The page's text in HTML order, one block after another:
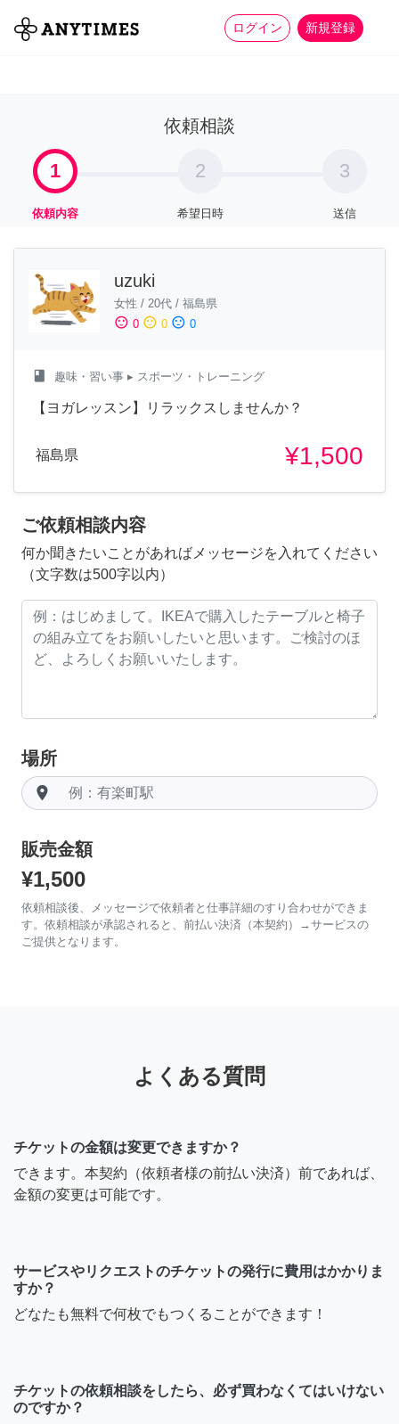
ログイン 新規登録
全て 家事 more_horiz
依頼相談
1
依頼内容
2
希望日時
3
送信
uzuki
女性 / 20代 / 福島県
sentiment_satisfied 0 sentiment_neutral 0 sentiment_dissatisfied 0
class 趣味・習い事 ▸ スポーツ・トレーニング
【ヨガレッスン】リラックスしませんか？
福島県 ¥1,500
ご依頼相談内容
何か聞きたいことがあればメッセージを入れてください
（文字数は500字以内）
場所
room
販売金額
¥1,500
依頼相談後、メッセージで依頼者と仕事詳細のすり合わせができま
す。依頼相談が承認されると、前払い決済（本契約）→サービスの
ご提供となります。
よくある質問
チケットの金額は変更できますか？
できます。本契約（依頼者様の前払い決済）前であれば、
金額の変更は可能です。
サービスやリクエストのチケットの発行に費用はかかりま
すか？
どなたも無料で何枚でもつくることができます！
チケットの依頼相談をしたら、必ず買わなくてはいけない
のですか？